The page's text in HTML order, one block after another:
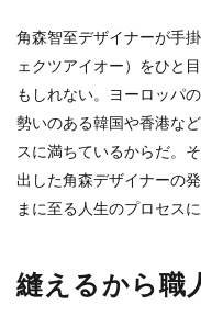
角森智至デザイナーが手
ェクツアイオー）をひと
もしれない。ヨーロッパ
勢いのある韓国や香港な
スに満ちているからだ。
出した角森デザイナーの
まに至る人生のプロセスに
縫えるから職